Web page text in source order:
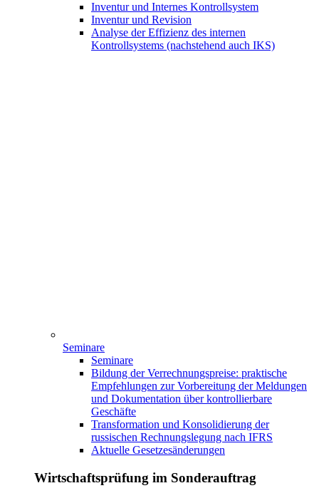
Inventur und Internes Kontrollsystem
Inventur und Revision
Analyse der Effizienz des internen
Kontrollsystems (nachstehend auch IKS)
Seminare
Seminare
Bildung der Verrechnungspreise: praktische
Empfehlungen zur Vorbereitung der Meldungen
und Dokumentation über kontrollierbare
Geschäfte
Transformation und Konsolidierung der
russischen Rechnungslegung nach IFRS
Aktuelle Gesetzesänderungen
Wirtschaftsprüfung im Sonderauftrag